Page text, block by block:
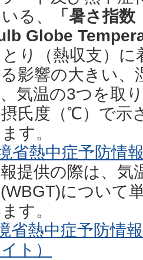
る、
「暑さ指
Globe
り（熱収支）
影響の大きい、
気温の3つを取
氏度（℃）で示
す。
省熱中症予防情
提供の際は、
について
す。
省熱中症予防情
ト）